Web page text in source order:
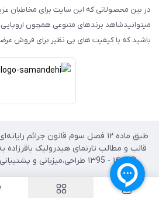
در بین محصولاتی که این سایت برای مخاطبان
میتوانیدشاهد برندهای متنوعی همچون
باشید که با کیفیت های بی نظیر برای فروش
طبق ماده ۱۲ فصل سوم قانون جرائم
قالب و مطالب تارنمای هیدرولیک باقرزاده
© ۱۴۰۲ - ۱۳95 طراحی،‌میزبانی و پشتیبانی توسط